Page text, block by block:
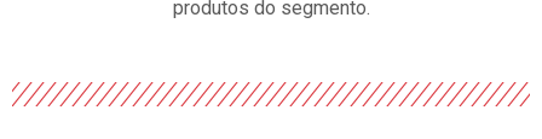
produtos do segmento.